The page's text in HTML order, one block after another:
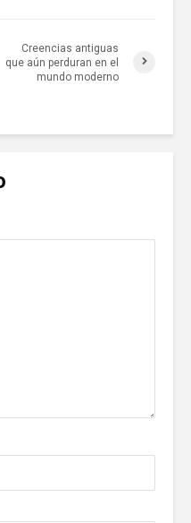
Creencias antiguas
que aún perduran en el
mundo moderno